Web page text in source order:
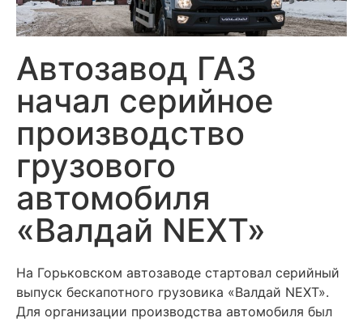
Автозавод ГАЗ
начал серийное
производство
грузового
автомобиля
«Валдай NEXT»
На Горьковском автозаводе стартовал серийный
выпуск бескапотного грузовика «Валдай NEXT».
Для организации производства автомобиля был